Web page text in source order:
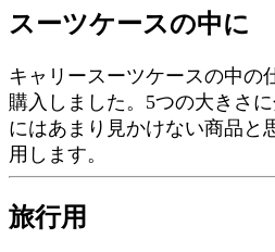
スーツケースの中に
キャリースーツケースの中の
購入しました。5つの大きさ
にはあまり見かけない商品と
用します。
旅行用